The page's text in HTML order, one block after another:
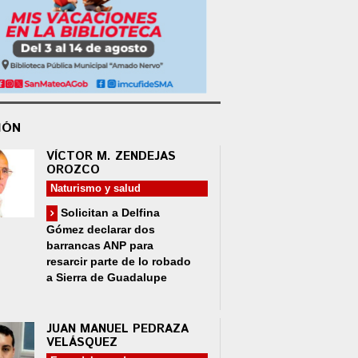
VÍCTOR M. ZENDEJAS
OROZCO
Naturismo y salud
Solicitan a Delfina
Gómez declarar dos
barrancas ANP para
resarcir parte de lo robado
a Sierra de Guadalupe
JUAN MANUEL PEDRAZA
VELÁSQUEZ